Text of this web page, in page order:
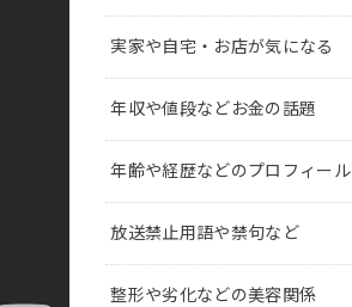
実家や自宅・お店が気になる
年収や値段などお金の話題
年齢や経歴などのプロフィール
放送禁止用語や禁句など
整形や劣化などの美容関係